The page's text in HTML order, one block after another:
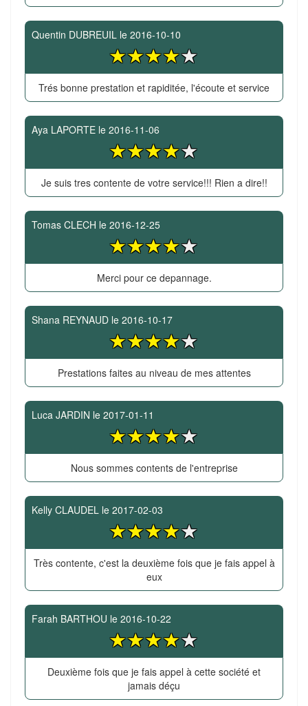
Quentin DUBREUIL le 2016-10-10
Trés bonne prestation et rapiditée, l'écoute et service
Aya LAPORTE le 2016-11-06
Je suis tres contente de votre service!!! Rien a dire!!
Tomas CLECH le 2016-12-25
Merci pour ce depannage.
Shana REYNAUD le 2016-10-17
Prestations faites au niveau de mes attentes
Luca JARDIN le 2017-01-11
Nous sommes contents de l'entreprise
Kelly CLAUDEL le 2017-02-03
Très contente, c'est la deuxième fois que je fais appel à
eux
Farah BARTHOU le 2016-10-22
Deuxième fois que je fais appel à cette société et
jamais déçu